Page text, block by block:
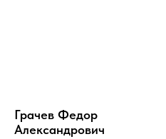
Грачев Федор
Александрович